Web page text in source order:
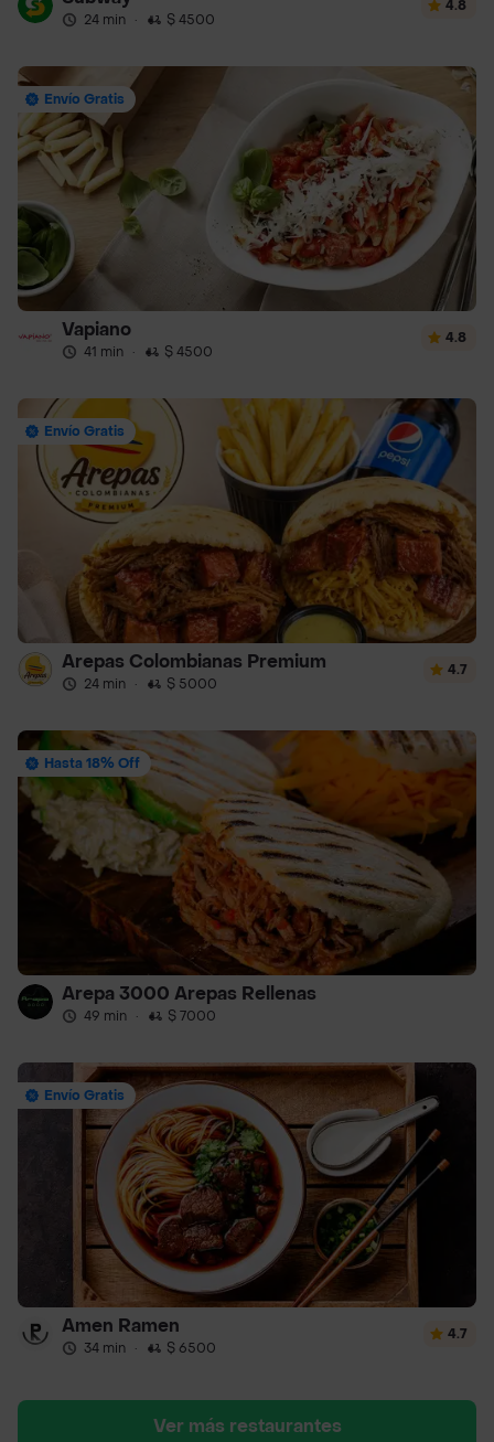
24 min · $ 4500
4.8
Envío Gratis
Vapiano
41 min · $ 4500
4.8
Envío Gratis
Arepas Colombianas Premium
24 min · $ 5000
4.7
Hasta 18% Off
Arepa 3000 Arepas Rellenas
49 min · $ 7000
Envío Gratis
Amen Ramen
34 min · $ 6500
4.7
Ver más restaurantes